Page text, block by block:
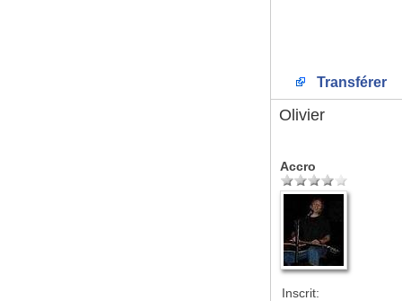
Transférer
Olivier
Accro
Inscrit: